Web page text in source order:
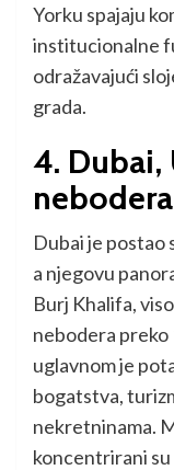
Yorku spajaju
institucionalne
odražavajući
grada.
4. Dubai,
nebodera
Dubai je postao
a njegovu
Burj Khalifa,
nebodera
uglavnom je
bogatstva,
nekretninama.
koncentrirani su